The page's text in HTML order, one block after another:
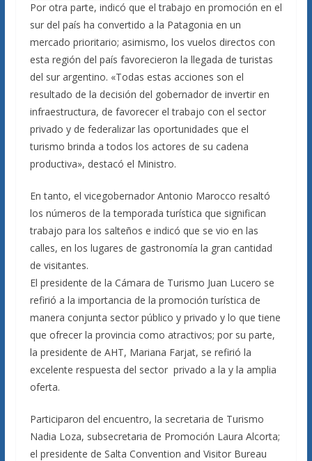
Por otra parte, indicó que el trabajo en promoción en el
sur del país ha convertido a la Patagonia en un
mercado prioritario; asimismo, los vuelos directos con
esta región del país favorecieron la llegada de turistas
del sur argentino. «Todas estas acciones son el
resultado de la decisión del gobernador de invertir en
infraestructura, de favorecer el trabajo con el sector
privado y de federalizar las oportunidades que el
turismo brinda a todos los actores de su cadena
productiva», destacó el Ministro.
En tanto, el vicegobernador Antonio Marocco resaltó
los números de la temporada turística que significan
trabajo para los salteños e indicó que se vio en las
calles, en los lugares de gastronomía la gran cantidad
de visitantes.
El presidente de la Cámara de Turismo Juan Lucero se
refirió a la importancia de la promoción turística de
manera conjunta sector público y privado y lo que tiene
que ofrecer la provincia como atractivos; por su parte,
la presidente de AHT, Mariana Farjat, se refirió la
excelente respuesta del sector privado a la y la amplia
oferta.
Participaron del encuentro, la secretaria de Turismo
Nadia Loza, subsecretaria de Promoción Laura Alcorta;
el presidente de Salta Convention and Visitor Bureau